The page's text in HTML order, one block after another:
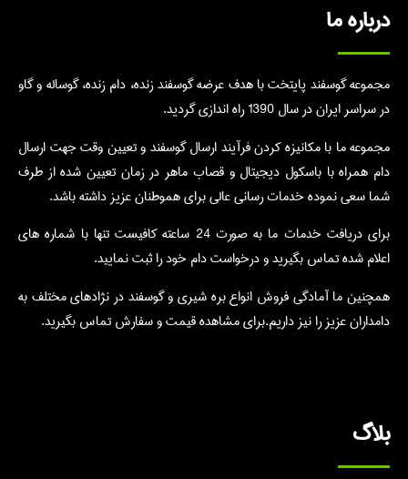
درباره ما
مجموعه گوسفند پایتخت با هدف عرضه گوسفند زنده، دام زنده، گوساله و گاو
در سراسر ایران در سال 1390 راه اندازی گردید.
مجموعه ما با مکانیزه کردن فرآیند ارسال گوسفند و تعیین وقت جهت ارسال
دام همراه با باسکول دیجیتال و قصاب ماهر در زمان تعیین شده از طرف
شما سعی نموده خدمات رسانی عالی برای هموطنان عزیز داشته باشد.
برای دریافت خدمات ما به صورت 24 ساعته کافیست تنها با شماره های
اعلام شده تماس بگیرید و درخواست دام خود را ثبت نمایید.
همچنین ما آمادگی فروش انواع بره شیری و گوسفند در نژادهای مختلف به
دامداران عزیز را نیز داریم.برای مشاهده قیمت و سفارش تماس بگیرید.
بلاگ